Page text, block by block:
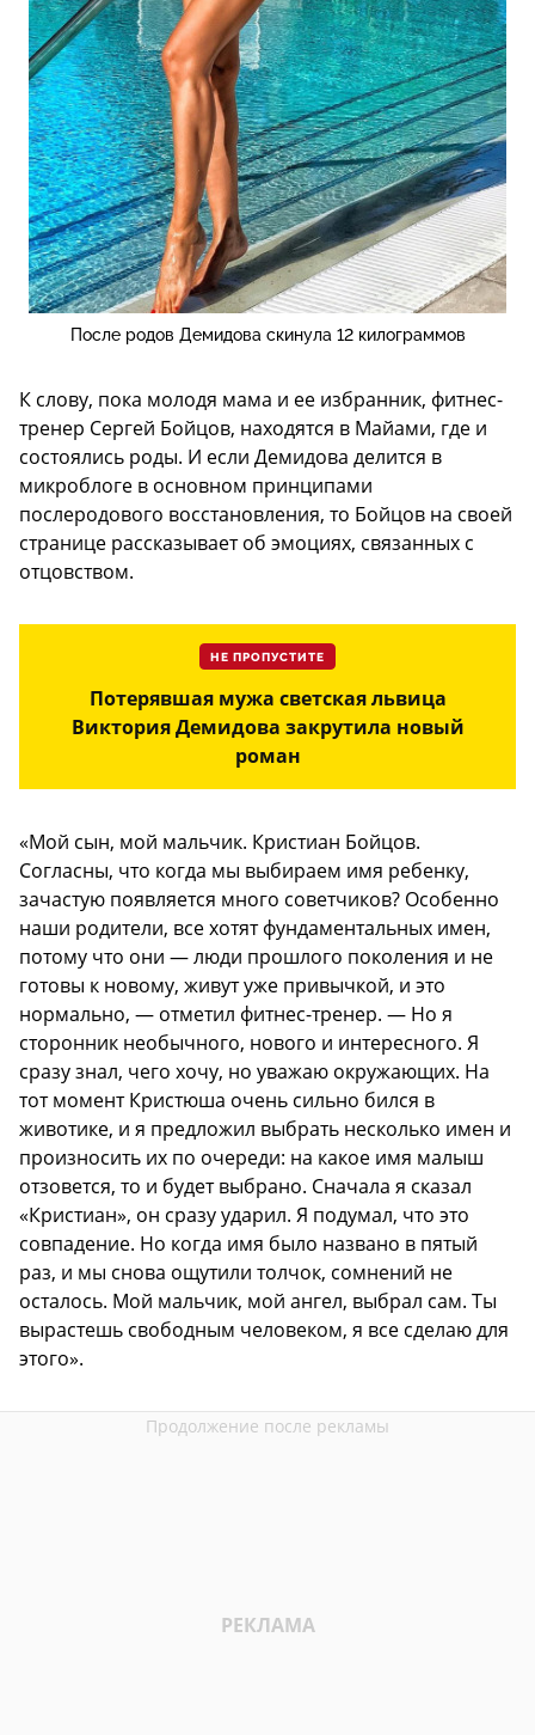
После родов Демидова скинула 12 килограммов
К слову, пока молодя мама и ее избранник, фитнес-
тренер Сергей Бойцов, находятся в Майами, где и
состоялись роды. И если Демидова делится в
микроблоге в основном принципами
послеродового восстановления, то Бойцов на своей
странице рассказывает об эмоциях, связанных с
отцовством.
НЕ ПРОПУСТИТЕ
Потерявшая мужа светская львица
Виктория Демидова закрутила новый
роман
«Мой сын, мой мальчик. Кристиан Бойцов.
Согласны, что когда мы выбираем имя ребенку,
зачастую появляется много советчиков? Особенно
наши родители, все хотят фундаментальных имен,
потому что они — люди прошлого поколения и не
готовы к новому, живут уже привычкой, и это
нормально, — отметил фитнес-тренер. — Но я
сторонник необычного, нового и интересного. Я
сразу знал, чего хочу, но уважаю окружающих. На
тот момент Кристюша очень сильно бился в
животике, и я предложил выбрать несколько имен и
произносить их по очереди: на какое имя малыш
отзовется, то и будет выбрано. Сначала я сказал
«Кристиан», он сразу ударил. Я подумал, что это
совпадение. Но когда имя было названо в пятый
раз, и мы снова ощутили толчок, сомнений не
осталось. Мой мальчик, мой ангел, выбрал сам. Ты
вырастешь свободным человеком, я все сделаю для
этого».